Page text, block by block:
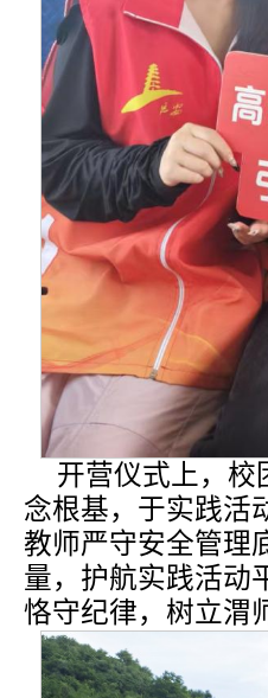
开营仪式上，校
念根基，于实践活
教师严守安全管理
量，护航实践活动
恪守纪律，树立渭